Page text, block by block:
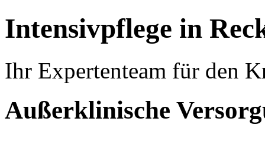
Intensivpflege in
Ihr Expertenteam für den
Außerklinische